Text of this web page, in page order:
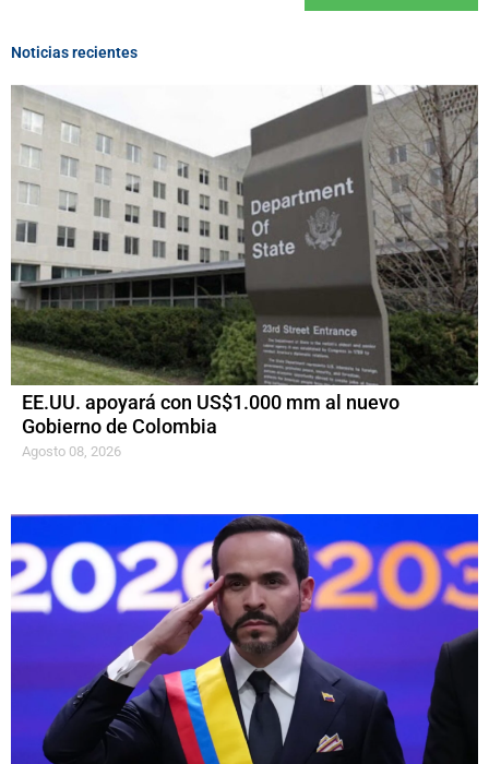
Noticias recientes
EE.UU. apoyará con US$1.000 mm al nuevo
Gobierno de Colombia
Agosto 08, 2026